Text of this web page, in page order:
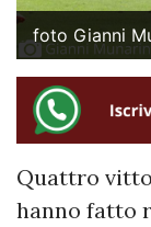
foto Gianni
Quattro
hanno fatto